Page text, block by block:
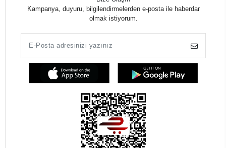
Kampanya, duyuru, bilgilendirmelerden e-posta ile haberdar
olmak istiyorum.